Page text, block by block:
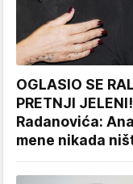
OGLASIO SE
PRETNJI
Radanovića:
mene nikada